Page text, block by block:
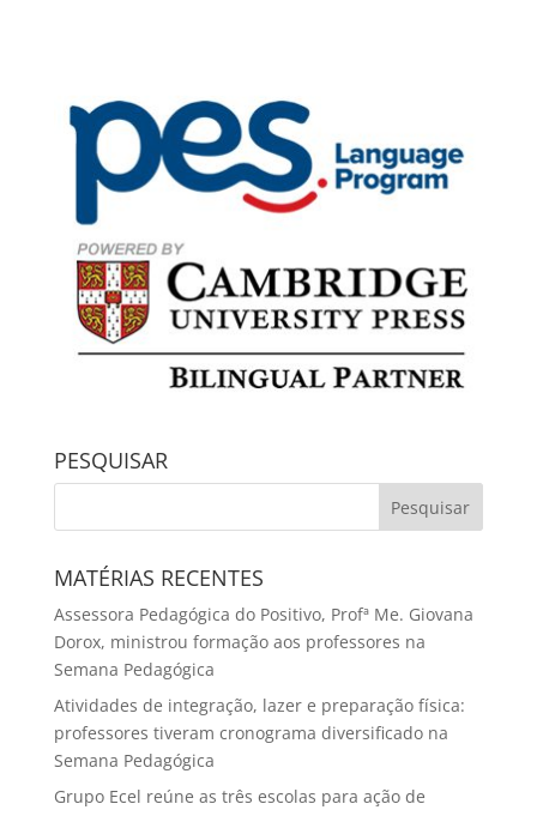
PESQUISAR
MATÉRIAS RECENTES
Assessora Pedagógica do Positivo, Profª Me. Giovana
Dorox, ministrou formação aos professores na
Semana Pedagógica
Atividades de integração, lazer e preparação física:
professores tiveram cronograma diversificado na
Semana Pedagógica
Grupo Ecel reúne as três escolas para ação de